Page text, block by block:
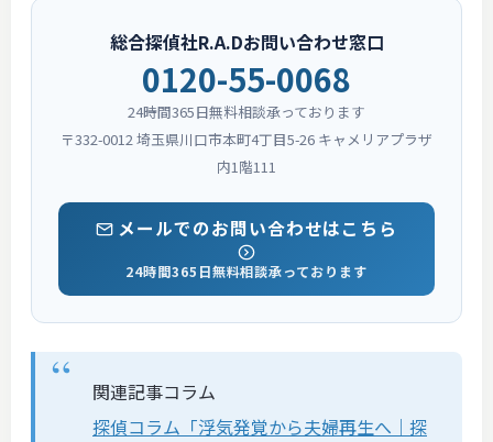
総合探偵社R.A.Dお問い合わせ窓口
0120-55-0068
24時間365日無料相談承っております
〒332-0012 埼玉県川口市本町4丁目5-26 キャメリアプラザ
内1階111
メールでのお問い合わせはこちら
24時間365日無料相談承っております
関連記事コラム
探偵コラム「浮気発覚から夫婦再生へ｜探